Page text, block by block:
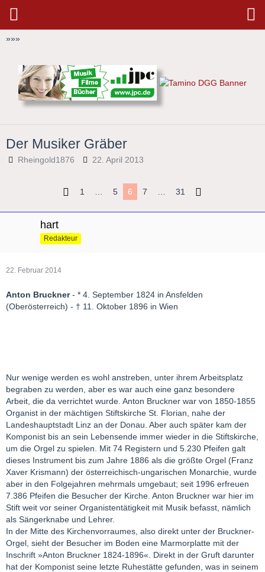
»»»
Der Musiker Gräber
Rheingold1876 22. April 2013
1 5 6 7 31
hart
Redakteur
22. Februar 2014
Anton Bruckner- * 4. September 1824 in Ansfelden
(Oberösterreich) - † 11. Oktober 1896 in Wien
Nur wenige werden es wohl anstreben, unter ihrem Arbeitsplatz
begraben zu werden, aber es war auch eine ganz besondere
Arbeit, die da verrichtet wurde. Anton Bruckner war von 1850-1855
Organist in der mächtigen Stiftskirche St. Florian, nahe der
Landeshauptstadt Linz an der Donau. Aber auch später kam der
Komponist bis an sein Lebensende immer wieder in die Stiftskirche,
um die Orgel zu spielen. Mit 74 Registern und 5.230 Pfeifen galt
dieses Instrument bis zum Jahre 1886 als die größte Orgel (Franz
Xaver Krismann) der österreichisch-ungarischen Monarchie, wurde
aber in den Folgejahren mehrmals umgebaut; seit 1996 erfreuen
7.386 Pfeifen die Besucher der Kirche. Anton Bruckner war hier im
Stift weit vor seiner Organistentätigkeit mit Musik befasst, nämlich
als Sängerknabe und Lehrer.
In der Mitte des Kirchenvorraumes, also direkt unter der Bruckner-
Orgel, sieht der Besucher im Boden eine Marmorplatte mit der
Inschrift »Anton Bruckner 1824-1896«. Direkt in der Gruft darunter
hat der Komponist seine letzte Ruhestätte gefunden, was in seinem